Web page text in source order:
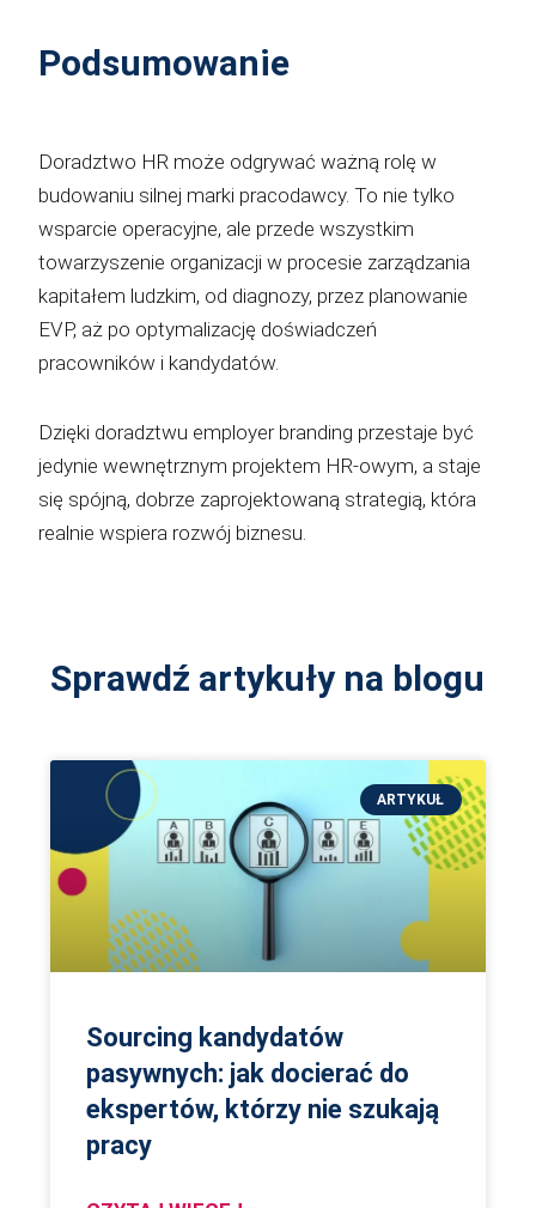
Podsumowanie
Doradztwo HR może odgrywać ważną rolę w
budowaniu silnej marki pracodawcy. To nie tylko
wsparcie operacyjne, ale przede wszystkim
towarzyszenie organizacji w procesie zarządzania
kapitałem ludzkim, od diagnozy, przez planowanie
EVP, aż po optymalizację doświadczeń
pracowników i kandydatów.
Dzięki doradztwu employer branding przestaje być
jedynie wewnętrznym projektem HR-owym, a staje
się spójną, dobrze zaprojektowaną strategią, która
realnie wspiera rozwój biznesu.
Sprawdź artykuły na blogu
ARTYKUŁ
Sourcing kandydatów
pasywnych: jak docierać do
ekspertów, którzy nie szukają
pracy